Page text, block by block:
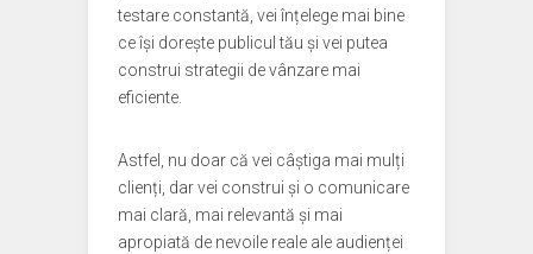
testare constantă, vei înțelege mai bine
ce își dorește publicul tău și vei putea
construi strategii de vânzare mai
eficiente.
Astfel, nu doar că vei câștiga mai mulți
clienți, dar vei construi și o comunicare
mai clară, mai relevantă și mai
apropiată de nevoile reale ale audienței